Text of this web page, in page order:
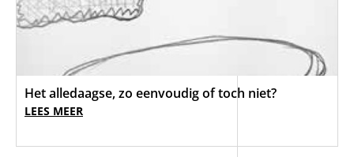
Het alledaagse, zo eenvoudig of toch niet?
LEES MEER